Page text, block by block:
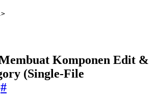
>
Komponen Edit &
(Single-File
#